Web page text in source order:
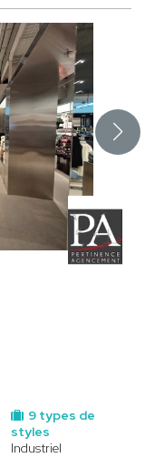
9 types de
styles
Industriel